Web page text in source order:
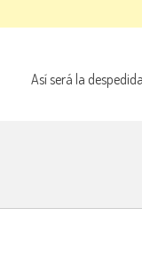
Así será la